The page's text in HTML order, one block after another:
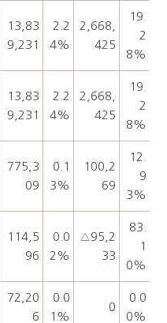
13,83
9,231
2.2
4%
2,668,
425
19.
2
8%
13,83
9,231
2.2
4%
2,668,
425
19.
2
8%
775,3
09
0.1
3%
100,2
69
12.
9
3%
114,5
96
0.0
2%
△95,2
33
83.
1
0%
72,20
6
0.0
1%
0
0.0
0%